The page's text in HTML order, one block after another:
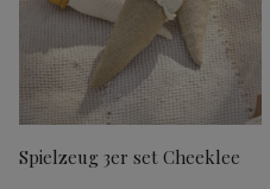
Spielzeug 3er set Cheeklee